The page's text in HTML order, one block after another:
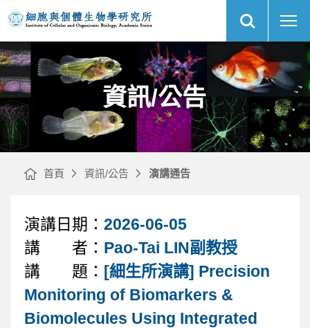
秉
毅
Performance
Liquid
Chromatography:
FPLC
原
理
與
應
用
｜
央
研
細
胞
與
個
生
物
學
研
究
所
網
站
搜
網
站
主
選
資訊/公告
首頁 資訊/公告 演講通告
文
章
內
演講日期： 2026-06-05
講 者： Pao-Tai LIN副教授
講 題： [細生所演講] Precision
Monitoring of Biomarkers &
Biomolecules Using Integrated